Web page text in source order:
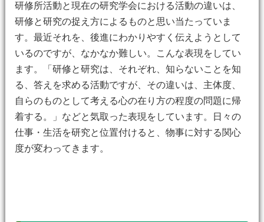
研修所活動と現在の研究学会における活動の違いは、
研修と研究の捉え方によるものと思い当たっていま
す。最近それを、後進にわかりやすく伝えようとして
いるのですが、なかなか難しい。こんな表現をしてい
ます。「研修と研究は、それぞれ、知らないことを知
る、答えを求める活動ですが、その違いは、主体度、
自らのものとして考える心の在り方の程度の問題に帰
着する。」などと気取った表現をしています。日々の
仕事・生活を研究と位置付けると、物事に対する関心
度が変わってきます。